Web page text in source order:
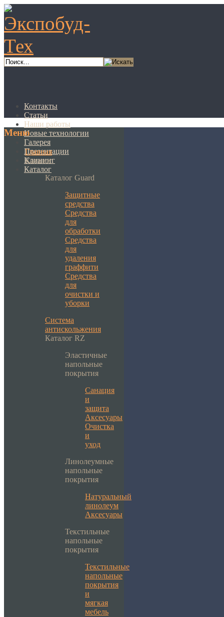
Контакты
Статьи
Наши работы
Новые технологии
Галерея
Презентации
Клининг
Каталог
Меню
Главная
Каталог
Каталог Guard
Защитные
средства
Средства
для
обработки
Средства
для
удаления
граффити
Средства
для
очистки и
уборки
Система
антискольжения
Каталог RZ
Эластичные
напольные
покрытия
Санация
и
защита
Аксесуары
Очистка
и
уход
Линолеумные
напольные
покрытия
Натуральный
линолеум
Аксесуары
Текстильные
напольные
покрытия
Текстильные
напольные
покрытия
и
мягкая
мебель